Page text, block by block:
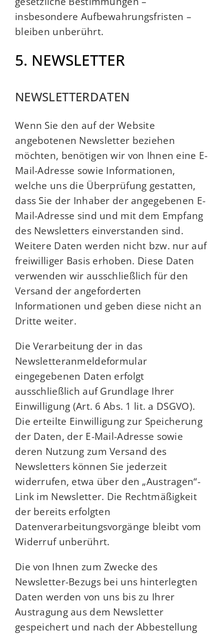
insbesondere Aufbewahrungsfristen –
bleiben unberührt.
5. NEWSLETTER
NEWSLETTERDATEN
Wenn Sie den auf der Website
angebotenen Newsletter beziehen
möchten, benötigen wir von Ihnen eine E-
Mail-Adresse sowie Informationen,
welche uns die Überprüfung gestatten,
dass Sie der Inhaber der angegebenen E-
Mail-Adresse sind und mit dem Empfang
des Newsletters einverstanden sind.
Weitere Daten werden nicht bzw. nur auf
freiwilliger Basis erhoben. Diese Daten
verwenden wir ausschließlich für den
Versand der angeforderten
Informationen und geben diese nicht an
Dritte weiter.
Die Verarbeitung der in das
Newsletteranmeldeformular
eingegebenen Daten erfolgt
ausschließlich auf Grundlage Ihrer
Einwilligung (Art. 6 Abs. 1 lit. a DSGVO).
Die erteilte Einwilligung zur Speicherung
der Daten, der E-Mail-Adresse sowie
deren Nutzung zum Versand des
Newsletters können Sie jederzeit
widerrufen, etwa über den „Austragen“-
Link im Newsletter. Die Rechtmäßigkeit
der bereits erfolgten
Datenverarbeitungsvorgänge bleibt vom
Widerruf unberührt.
Die von Ihnen zum Zwecke des
Newsletter-Bezugs bei uns hinterlegten
Daten werden von uns bis zu Ihrer
Austragung aus dem Newsletter
gespeichert und nach der Abbestellung